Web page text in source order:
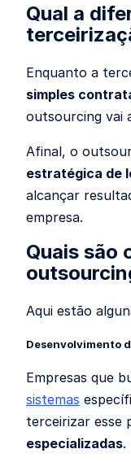
Qual a
Enquanto a
simples
outsourcing vai
Afinal, o
estratégica de
alcançar
empresa.
Quais são
Aqui estão
Desenvolvimento
Empresas que
sistemas
terceirizar esse
especializadas.